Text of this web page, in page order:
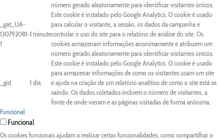
número gerado aleatoriamente para identificar visitantes únicos.
_gat_UA-
130792081-
1
1 minute
Este cookie é instalado pelo Google Analytics. O cookie é usado
para calcular o visitante, a sessão, os dados da campanha e
controlar o uso do site para o relatório de análise do site. Os
cookies armazenam informações anonimamente e atribuem um
número gerado aleatoriamente para identificar visitantes únicos.
_gid 1 dia
Este cookie é instalado pelo Google Analytics. O cookie é usado
para armazenar informações de como os visitantes usam um site
e ajuda na criação de um relatório analítico de como o site está se
saindo. Os dados coletados incluem o número de visitantes, a
fonte de onde vieram e as páginas visitadas de forma anônima.
Funcional
Funcional
Os cookies funcionais ajudam a realizar certas funcionalidades, como compartilhar o